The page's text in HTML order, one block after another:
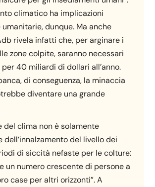
climatico ha implicazioni
dunque. Ma anche
rivela infatti che, per arginare i
zone colpite, saranno necessari
40 miliardi di dollari all’anno.
di conseguenza, la minaccia
diventare una grande
del clima non è solamente
dell’innalzamento del livello dei
di siccità nefaste per le colture:
un numero crescente di persone a
case per altri orizzonti”. A